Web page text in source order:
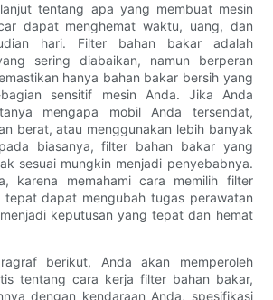
tentang apa yang membuat mesin
dapat menghemat waktu, uang, dan
hari. Filter bahan bakar adalah
sering diabaikan, namun berperan
hanya bahan bakar bersih yang
sensitif mesin Anda. Jika Anda
mengapa mobil Anda tersendat,
berat, atau menggunakan lebih banyak
biasanya, filter bahan bakar yang
sesuai mungkin menjadi penyebabnya.
karena memahami cara memilih filter
dapat mengubah tugas perawatan
keputusan yang tepat dan hemat
berikut, Anda akan memperoleh
tentang cara kerja filter bahan bakar,
dengan kendaraan Anda, spesifikasi